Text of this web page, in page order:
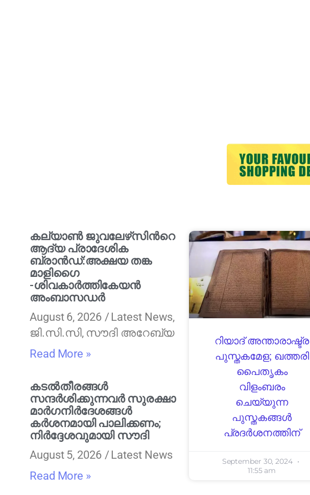
കല്യാണ്‍ ജുവലേഴ്‌സിന്‍റെ
ആദ്യ പ്രാദേശിക
ബ്രാന്‍ഡ്:അക്ഷയ തങ്ക
മാളിഗൈ
-ശിവകാര്‍ത്തികേയൻ
അംബാസഡര്‍
August 6, 2026
Latest News,
ജി.സി.സി, സൗദി അറേബ്യ
Read More »
കടൽതീരങ്ങൾ
സന്ദർശിക്കുന്നവർ സുരക്ഷാ
മാർഗനിർദേശങ്ങൾ
കർശനമായി പാലിക്കണം;
നിർദ്ദേശവുമായി സൗദി
August 5, 2026
Latest News
Read More »
റിയാദ് അന്താരാഷ്ട്ര
പുസ്തകമേള; ഖത്തരി
പൈതൃകം
വിളംബരം
ചെയ്യുന്ന
പുസ്തകങ്ങൾ
പ്രദർശനത്തിന്
September 30, 2024
11:55 am